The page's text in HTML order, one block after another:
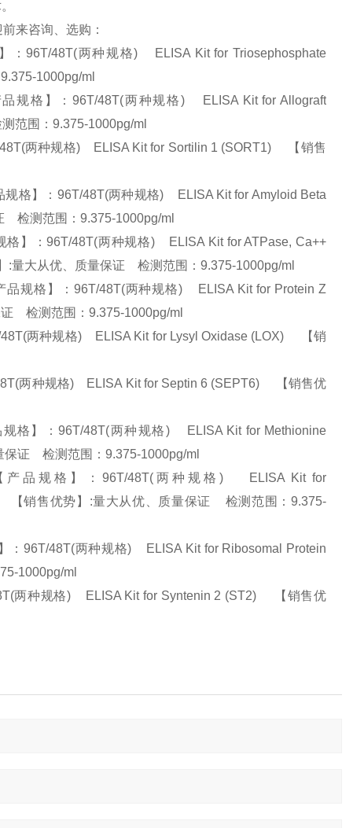
来咨询、选购：
96T/48T(两种规格) ELISA Kit for Triosephosphate
1000pg/ml
格】：96T/48T(两种规格) ELISA Kit for Allograft
范围：9.375-1000pg/ml
两种规格) ELISA Kit for Sortilin 1 (SORT1) 【销售
格】：96T/48T(两种规格) ELISA Kit for Amyloid Beta
检测范围：9.375-1000pg/ml
】：96T/48T(两种规格) ELISA Kit for ATPase, Ca++
:量大从优、质量保证 检测范围：9.375-1000pg/ml
规格】：96T/48T(两种规格) ELISA Kit for Protein Z
证 检测范围：9.375-1000pg/ml
两种规格) ELISA Kit for Lysyl Oxidase (LOX) 【销
两种规格) ELISA Kit for Septin 6 (SEPT6) 【销售优
】：96T/48T(两种规格) ELISA Kit for Methionine
保证 检测范围：9.375-1000pg/ml
品规格】：96T/48T(两种规格) ELISA Kit for
【销售优势】:量大从优、质量保证 检测范围：9.375-
96T/48T(两种规格) ELISA Kit for Ribosomal Protein
1000pg/ml
两种规格) ELISA Kit for Syntenin 2 (ST2) 【销售优